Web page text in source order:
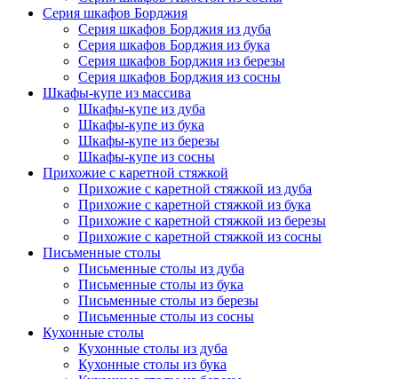
Серия шкафов Борджия
Серия шкафов Борджия из дуба
Серия шкафов Борджия из бука
Серия шкафов Борджия из березы
Серия шкафов Борджия из сосны
Шкафы-купе из массива
Шкафы-купе из дуба
Шкафы-купе из бука
Шкафы-купе из березы
Шкафы-купе из сосны
Прихожие с каретной стяжкой
Прихожие с каретной стяжкой из дуба
Прихожие с каретной стяжкой из бука
Прихожие с каретной стяжкой из березы
Прихожие с каретной стяжкой из сосны
Письменные столы
Письменные столы из дуба
Письменные столы из бука
Письменные столы из березы
Письменные столы из сосны
Кухонные столы
Кухонные столы из дуба
Кухонные столы из бука